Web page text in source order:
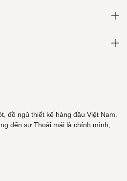
đồ ngủ thiết kế hàng đầu Việt Nam.
đến sự Thoải mái là chính mình,